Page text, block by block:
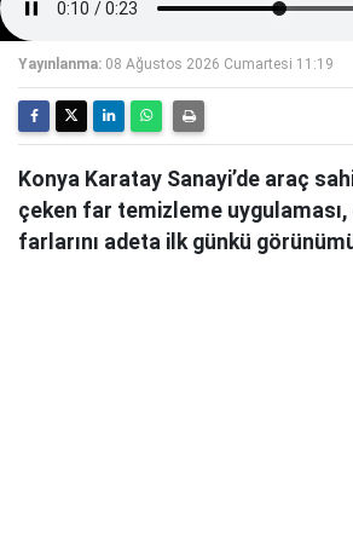
Yayınlanma: 08 Ağustos 2026 Cumartesi 11:19
Konya Karatay Sanayi’de araç
çeken far temizleme
farlarını adeta ilk günkü